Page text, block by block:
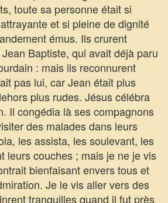
toute sa personne était si
et si pleine de dignité
émus. Ils crurent
Baptiste, qui avait déjà paru
: mais ils reconnurent
pas lui, car Jean était plus
plus rudes. Jésus célébra
Il congédia là ses compagnons
des malades dans leurs
les assista, les soulevant, les
leurs couches ; mais je ne je vis
bienfaisant envers tous et
Je le vis aller vers des
tranquilles quand il fut près